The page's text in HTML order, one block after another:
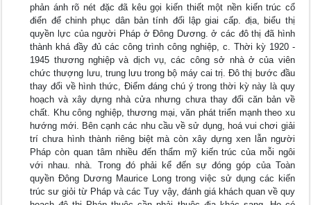
phản ánh rõ nét đặc đã kêu gọi kiến thiết một nền kiến trúc cổ
điển để chinh phục dân bản tính đối lập giai cấp. địa, biểu thị
quyền lực của người Pháp ở Đông Dương. ở các đô thị đã hình
thành khá đầy đủ các công trình công nghiệp, c. Thời kỳ 1920 -
1945 thương nghiệp và dịch vụ, các công sở nhà ở của viên
chức thượng lưu, trung lưu trong bộ máy cai trị. Đô thị bước đầu
thay đổi về hình thức, Điểm đáng chú ý trong thời kỳ này là quy
hoạch và xây dựng nhà cửa nhưng chưa thay đổi căn bản về
chất. Khu công nghiệp, thương mại, văn phát triển mạnh theo xu
hướng mới. Bên cạnh các nhu cầu về sử dụng, hoá vui chơi giải
trí chưa hình thành riêng biệt mà còn xây dựng xen lẫn người
Pháp còn quan tâm nhiều đến thẩm mỹ kiến trúc của mỗi ngôi
với nhau. nhà. Trong đó phải kể đến sự đóng góp của Toàn
quyền Đông Dương Maurice Long trong việc sử dụng các kiến
trúc sư giỏi từ Pháp và các Tuy vậy, đánh giá khách quan về quy